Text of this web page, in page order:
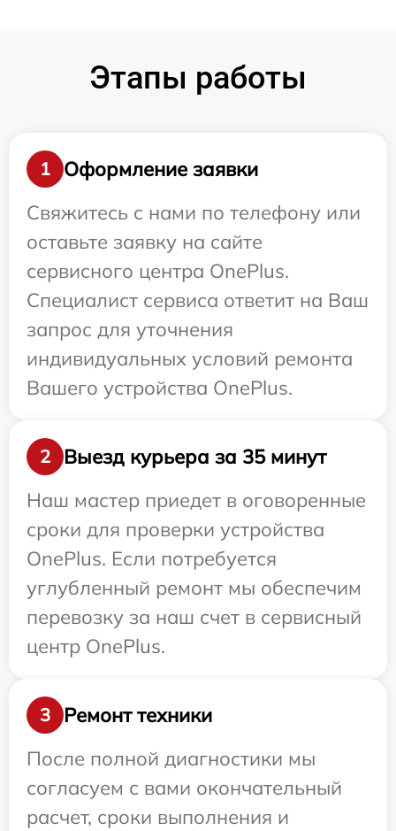
Этапы работы
1
Оформление заявки
Свяжитесь с нами по телефону или
оставьте заявку на сайте
сервисного центра OnePlus.
Специалист сервиса ответит на Ваш
запрос для уточнения
индивидуальных условий ремонта
Вашего устройства OnePlus.
2
Выезд курьера за 35 минут
Наш мастер приедет в оговоренные
сроки для проверки устройства
OnePlus. Если потребуется
углубленный ремонт мы обеспечим
перевозку за наш счет в сервисный
центр OnePlus.
3
Ремонт техники
После полной диагностики мы
согласуем с вами окончательный
расчет, сроки выполнения и